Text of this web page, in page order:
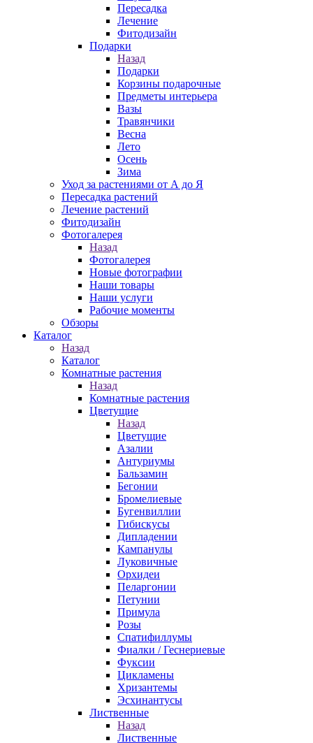
Пересадка
Лечение
Фитодизайн
Подарки
Назад
Подарки
Корзины подарочные
Предметы интерьера
Вазы
Травянчики
Весна
Лето
Осень
Зима
Уход за растениями от А до Я
Пересадка растений
Лечение растений
Фитодизайн
Фотогалерея
Назад
Фотогалерея
Новые фотографии
Наши товары
Наши услуги
Рабочие моменты
Обзоры
Каталог
Назад
Каталог
Комнатные растения
Назад
Комнатные растения
Цветущие
Назад
Цветущие
Азалии
Антуриумы
Бальзамин
Бегонии
Бромелиевые
Бугенвиллии
Гибискусы
Дипладении
Кампанулы
Луковичные
Орхидеи
Пеларгонии
Петунии
Примула
Розы
Спатифиллумы
Фиалки / Геснериевые
Фуксии
Цикламены
Хризантемы
Эсхинантусы
Лиственные
Назад
Лиственные